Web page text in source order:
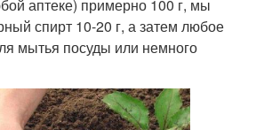
аптеке) примерно 100 г, мы
спирт 10-20 г, а затем любое
мытья посуды или немного